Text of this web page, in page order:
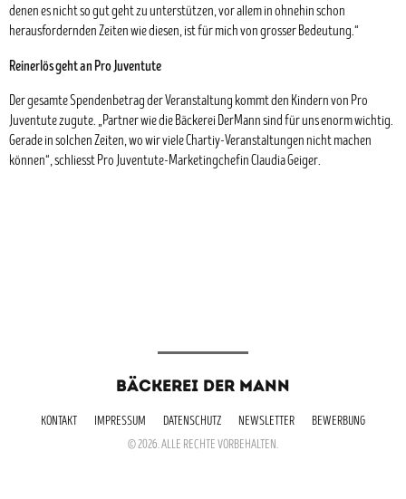
denen es nicht so gut geht zu unterstützen, vor allem in ohnehin schon
herausfordernden Zeiten wie diesen, ist für mich von grosser Bedeutung.“
Reinerlös geht an Pro Juventute
Der gesamte Spendenbetrag der Veranstaltung kommt den Kindern von Pro
Juventute zugute. „Partner wie die Bäckerei DerMann sind für uns enorm wichtig.
Gerade in solchen Zeiten, wo wir viele Chartiy-Veranstaltungen nicht machen
können“, schliesst Pro Juventute-Marketingchefin Claudia Geiger.
BÄCKEREI DER MANN
KONTAKT IMPRESSUM DATENSCHUTZ NEWSLETTER
BEWERBUNG
© 2026. ALLE RECHTE VORBEHALTEN.